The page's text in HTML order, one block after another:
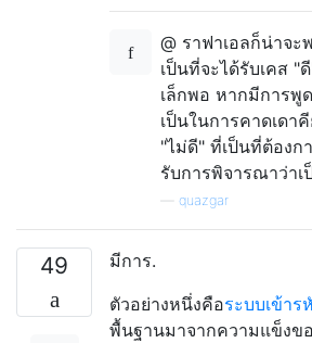
@ ราฟาเอลก็น่าจ
เป็นที่จะได้รับเคส
เล็กพอ หากมีการพู
เป็นในการคาดเดา
"ไม่ดี" ที่เป็นที่ต้องก
รับการพิจารณาว่า
quazgar
49
มีการ.
ตัวอย่างหนึ่งคือระบบเข้าร
พื้นฐานมาจากความแข็งข